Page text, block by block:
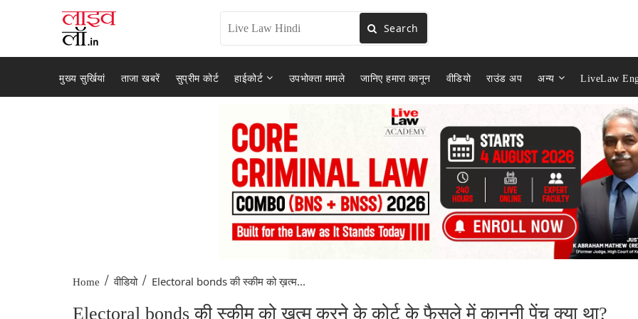
Search
मुख्य सुर्खियां ताजा खबरें सुप्रीम कोर्ट हाईकोर्ट उपभोक्ता मामले जानिए हमारा कानून वीडियो राउंड अप अन्य LiveLaw
Home / वीडियो / Electoral bonds की स्कीम को ख़त्म...
Electoral bonds की स्कीम को ख़त्म करने के कोर्ट के फैसले में कानूनी पेंच क्या था?